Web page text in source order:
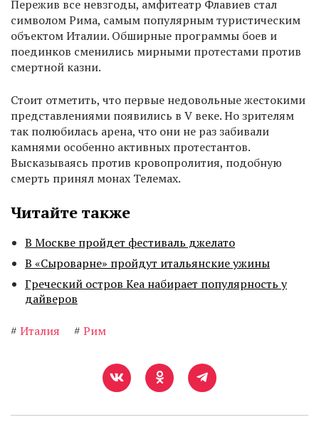
Пережив все невзгоды, амфитеатр Флавиев стал
символом Рима, самым популярным туристическим
объектом Италии. Обширные программы боев и
поединков сменились мирными протестами против
смертной казни.
Стоит отметить, что первые недовольные жестокими
представлениями появились в V веке. Но зрителям
так полюбилась арена, что они не раз забивали
камнями особенно активных протестантов.
Высказываясь против кровопролития, подобную
смерть принял монах Телемах.
Читайте также
В Москве пройдет фестиваль джелато
В «Сыроварне» пройдут итальянские ужины
Греческий остров Кеа набирает популярность у
дайверов
# Италия # Рим